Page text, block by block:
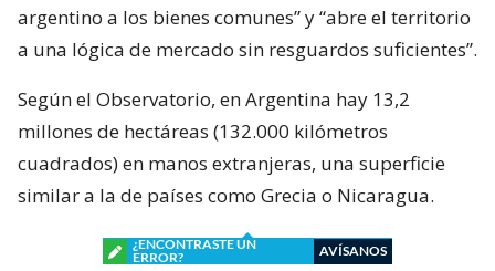
argentino a los bienes comunes” y “abre el territorio
a una lógica de mercado sin resguardos suficientes”.
Según el Observatorio, en Argentina hay 13,2
millones de hectáreas (132.000 kilómetros
cuadrados) en manos extranjeras, una superficie
similar a la de países como Grecia o Nicaragua.
¿ENCONTRASTE UN
ERROR?
AVÍSANOS